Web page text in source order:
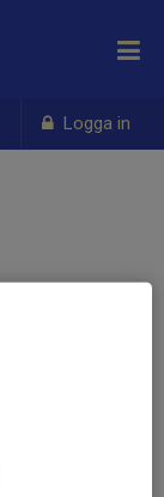
Logga in